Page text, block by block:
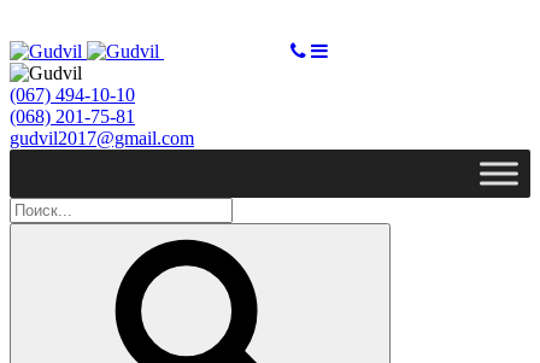
(067) 494-10-10
(068) 201-75-81
gudvil2017@gmail.com